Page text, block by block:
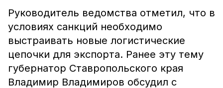
Руководитель ведомства отметил, что в
условиях санкций необходимо
выстраивать новые логистические
цепочки для экспорта. Ранее эту тему
губернатор Ставропольского края
Владимир Владимиров обсудил с